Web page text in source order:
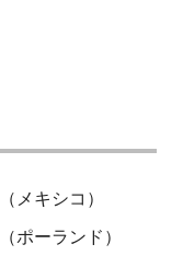
メキシコ）
ポーランド）